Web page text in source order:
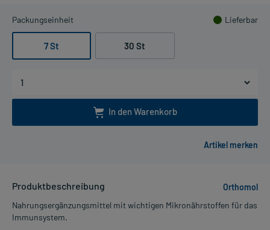
Packungseinheit Lieferbar
7 St 30 St
In den Warenkorb
Produktbeschreibung
Orthomol
Nahrungsergänzungsmittel mit wichtigen Mikronährstoffen für das
Immunsystem.